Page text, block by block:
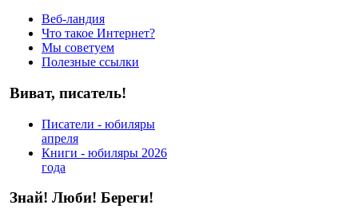
Веб-ландия
Что такое Интернет?
Мы советуем
Полезные ссылки
Виват, писатель!
Писатели - юбиляры
апреля
Книги - юбиляры 2026
года
Знай! Люби! Береги!